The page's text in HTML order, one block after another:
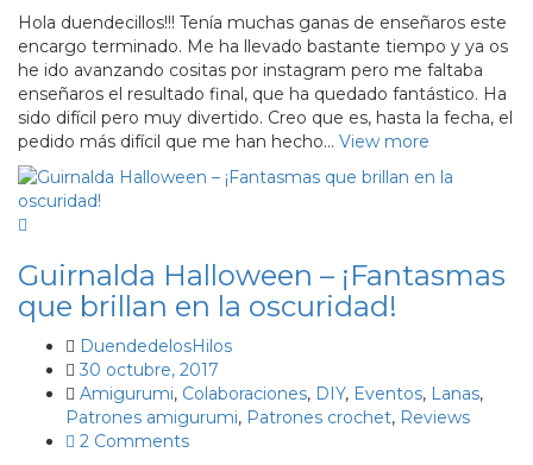
Hola duendecillos!!! Tenía muchas ganas de enseñaros este
encargo terminado. Me ha llevado bastante tiempo y ya os
he ido avanzando cositas por instagram pero me faltaba
enseñaros el resultado final, que ha quedado fantástico. Ha
sido difícil pero muy divertido. Creo que es, hasta la fecha, el
pedido más difícil que me han hecho… View more
Guirnalda Halloween – ¡Fantasmas
que brillan en la oscuridad!
DuendedelosHilos
30 octubre, 2017
Amigurumi, Colaboraciones, DIY, Eventos, Lanas,
Patrones amigurumi, Patrones crochet, Reviews
2 Comments